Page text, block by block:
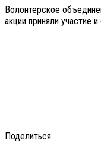
Волонтерское
акции приняли участие
Поделиться